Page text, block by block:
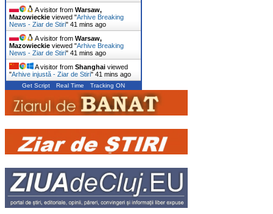
A visitor from Warsaw,
Mazowieckie viewed "Arhive Breaking
News - Ziar de Stiri" 41 mins ago
A visitor from Warsaw,
Mazowieckie viewed "Arhive Breaking
News - Ziar de Stiri" 41 mins ago
A visitor from Shanghai viewed
"Arhive injustă - Ziar de Stiri" 41 mins ago
Get Script Real Time Tracking ON